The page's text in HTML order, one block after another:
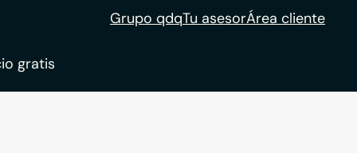
Grupo qdqTu asesorÁrea cliente
gratis